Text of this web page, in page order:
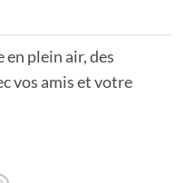
plein air, des
vos amis et votre